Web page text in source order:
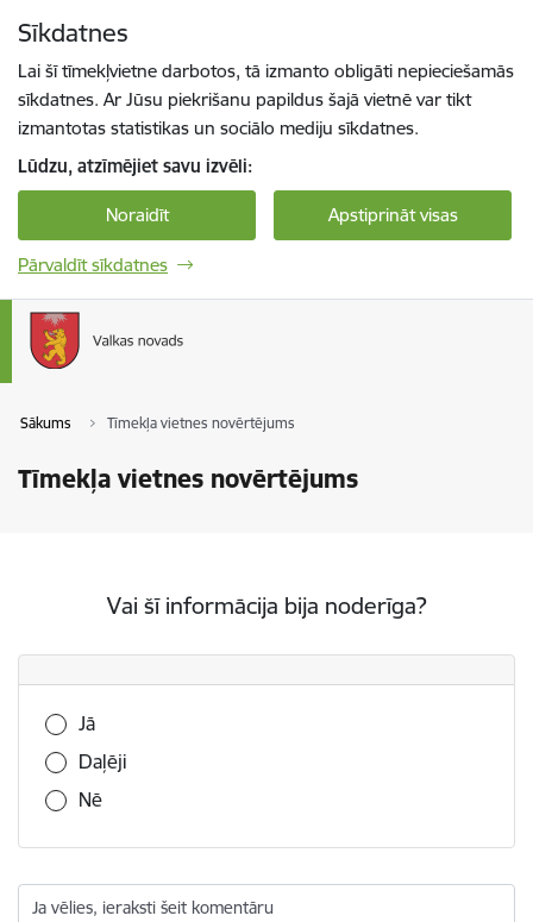
Sīkdatnes
Lai šī tīmekļvietne darbotos, tā izmanto obligāti nepieciešamās
sīkdatnes. Ar Jūsu piekrišanu papildus šajā vietnē var tikt
izmantotas statistikas un sociālo mediju sīkdatnes.
Lūdzu, atzīmējiet savu izvēli:
Noraidīt Apstiprināt visas
Pārvaldīt sīkdatnes
Sākums Tīmekļa vietnes novērtējums
Tīmekļa vietnes novērtējums
Vai šī informācija bija noderīga?
Vai šī informācija bija noderīga?
Jā
Daļēji
Nē
Ja vēlies, ieraksti šeit komentāru